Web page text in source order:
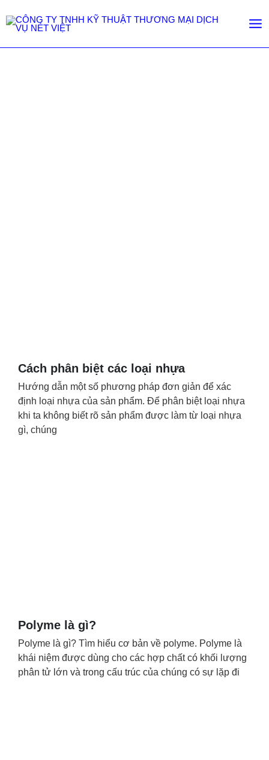
Cách phân biệt các loại nhựa
Hướng dẫn một số phương pháp đơn giản để xác
định loại nhựa của sản phẩm. Để phân biệt loại nhựa
khi ta không biết rõ sản phẩm được làm từ loại nhựa
gì, chúng
Polyme là gì?
Polyme là gì? Tìm hiểu cơ bản về polyme. Polyme là
khái niệm được dùng cho các hợp chất có khối lượng
phân tử lớn và trong cấu trúc của chúng có sự lặp đi